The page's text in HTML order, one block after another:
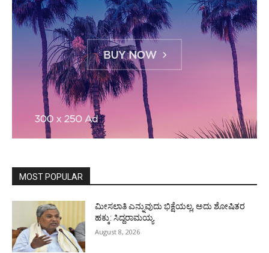
MOST POPULAR
ಮೀಸಲಾತಿ ಎನ್ನುವುದು ಭಿಕ್ಷೆಯಲ್ಲ, ಅದು ಶೋಷಿತರ
ಹಕ್ಕು: ಸಿದ್ದರಾಮಯ್ಯ
August 8, 2026